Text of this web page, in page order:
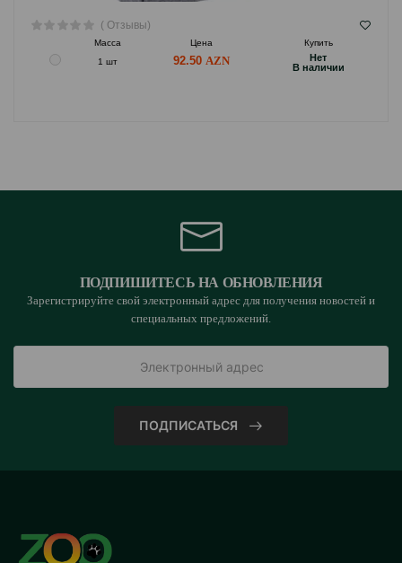
( Отзывы)
Масса Цена
Купить
1 шт
92.50
Hет
B наличии
ПОДПИШИТЕСЬ НА ОБНОВЛЕНИЯ
Зарегистрируйте свой электронный адрес для получения новостей и
специальных предложений.
ПОДПИСАТЬСЯ